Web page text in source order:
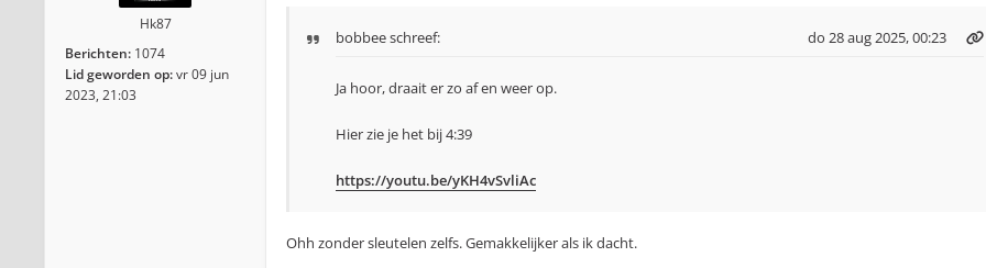
Hk87
Berichten: 1074
Lid geworden op:vr 09 jun
2023, 21:03
bobbeeschreef: do 28 aug 2025, 00:23
Ja hoor, draait er zo af en weer op.
Hier zie je het bij 4:39
https://youtu.be/yKH4vSvliAc
Ohh zonder sleutelen zelfs. Gemakkelijker als ik dacht.